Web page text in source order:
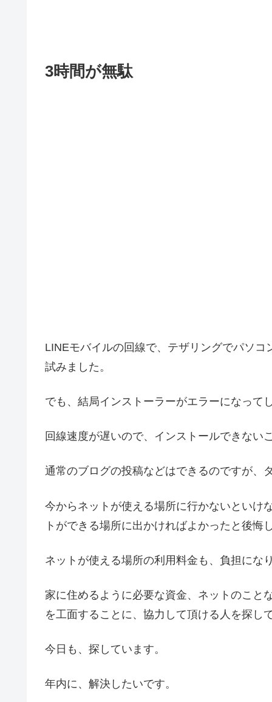
3時間が無駄
LINEモバイルの回線で、テザリングでパソ
試みました。
でも、結局インストーラーがエラーになって
回線速度が遅いので、インストールできない
通常のブログの投稿などはできるのですが、
今からネットが使える場所に行かないといけ
トができる場所に出かければよかったと後悔
ネットが使える場所の利用料金も、負担にな
家に住めるように必要な資金、ネットのこと
を工面することに、協力して頂ける人を探し
今日も、探しています。
年内に、解決したいです。